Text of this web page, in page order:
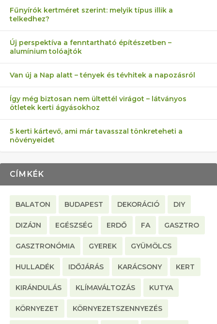
AZ ÖNELLÁTÁS 13 PONTJA
KEZDŐKNEK
6 LEGJOBB NÖVÉNY SZOMSZÉD
ELLEN
MÁRPEDIG A TŰZIJÁTÉK NEM MENŐ!
FÉLREÉRTETT KERTÉSZKEDÉS:
TÉRKŐ ÉS MURVA
AKI ELDOBÁLJA A CIGICSIKKEKET,
AZ EGY KÖ…
Fűnyírók kertméret szerint: melyik típus illik a
telkedhez?
Új perspektíva a fenntartható építészetben –
alumínium tolóajtók
Van új a Nap alatt – tények és tévhitek a napozásról
Így még biztosan nem ültettél virágot – látványos
ötletek kerti ágyásokhoz
5 kerti kártevő, ami már tavasszal tönkreteheti a
növényeidet
CÍMKÉK
BALATON BUDAPEST DEKORÁCIÓ DIY
DIZÁJN EGÉSZSÉG ERDŐ FA GASZTRO
GASZTRONÓMIA GYEREK GYÜMÖLCS
HULLADÉK IDŐJÁRÁS KARÁCSONY KERT
KIRÁNDULÁS KLÍMAVÁLTOZÁS KUTYA
KÖRNYEZET KÖRNYEZETSZENNYEZÉS